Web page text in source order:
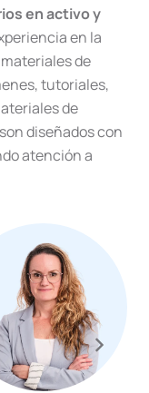
en activo y
en la
de
tutoriales,
de
diseñados con
atención a